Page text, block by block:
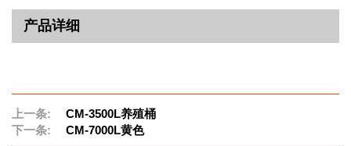
产品详细
上一条:
CM-3500L养殖桶
下一条:
CM-7000L黄色